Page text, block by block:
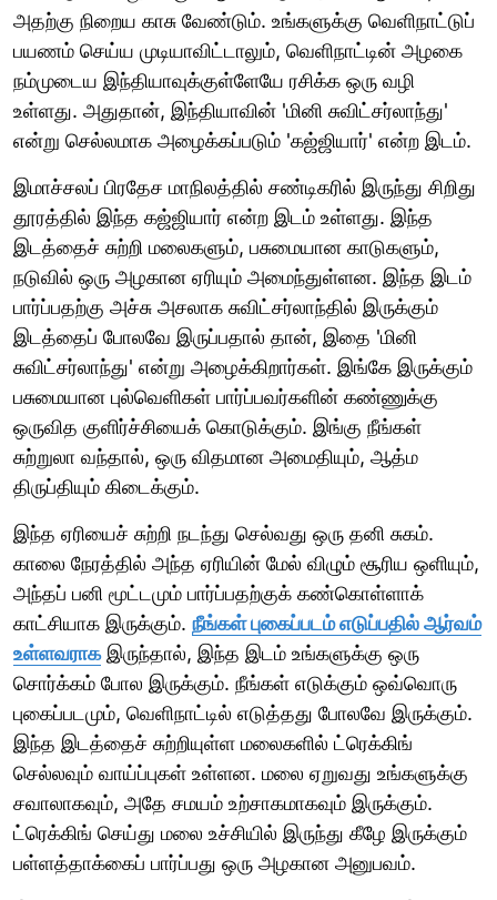
அதற்கு நிறைய காசு வேண்டும். உங்களுக்கு வெளிநாட்டுப்
பயணம் செய்ய முடியாவிட்டாலும், வெளிநாட்டின் அழகை
நம்முடைய இந்தியாவுக்குள்ளேயே ரசிக்க ஒரு வழி
உள்ளது. அதுதான், இந்தியாவின் 'மினி சுவிட்சர்லாந்து'
என்று செல்லமாக அழைக்கப்படும் 'கஜ்ஜியார்' என்ற இடம்.
இமாச்சலப் பிரதேச மாநிலத்தில் சண்டிகரில் இருந்து சிறிது
தூரத்தில் இந்த கஜ்ஜியார் என்ற இடம் உள்ளது. இந்த
இடத்தைச் சுற்றி மலைகளும், பசுமையான காடுகளும்,
நடுவில் ஒரு அழகான ஏரியும் அமைந்துள்ளன. இந்த இடம்
பார்ப்பதற்கு அச்சு அசலாக சுவிட்சர்லாந்தில் இருக்கும்
இடத்தைப் போலவே இருப்பதால் தான், இதை 'மினி
சுவிட்சர்லாந்து' என்று அழைக்கிறார்கள். இங்கே இருக்கும்
பசுமையான புல்வெளிகள் பார்ப்பவர்களின் கண்ணுக்கு
ஒருவித குளிர்ச்சியைக் கொடுக்கும். இங்கு நீங்கள்
சுற்றுலா வந்தால், ஒரு விதமான அமைதியும், ஆத்ம
திருப்தியும் கிடைக்கும்.
இந்த ஏரியைச் சுற்றி நடந்து செல்வது ஒரு தனி சுகம்.
காலை நேரத்தில் அந்த ஏரியின் மேல் விழும் சூரிய ஒளியும்,
அந்தப் பனி மூட்டமும் பார்ப்பதற்குக் கண்கொள்ளாக்
காட்சியாக இருக்கும். நீங்கள் புகைப்படம் எடுப்பதில் ஆர்வம்
உள்ளவராகஇருந்தால், இந்த இடம் உங்களுக்கு ஒரு
சொர்க்கம் போல இருக்கும். நீங்கள் எடுக்கும் ஒவ்வொரு
புகைப்படமும், வெளிநாட்டில் எடுத்தது போலவே இருக்கும்.
இந்த இடத்தைச் சுற்றியுள்ள மலைகளில் ட்ரெக்கிங்
செல்லவும் வாய்ப்புகள் உள்ளன. மலை ஏறுவது உங்களுக்கு
சவாலாகவும், அதே சமயம் உற்சாகமாகவும் இருக்கும்.
ட்ரெக்கிங் செய்து மலை உச்சியில் இருந்து கீழே இருக்கும்
பள்ளத்தாக்கைப் பார்ப்பது ஒரு அழகான அனுபவம்.